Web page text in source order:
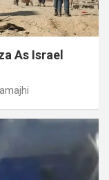
As Israel